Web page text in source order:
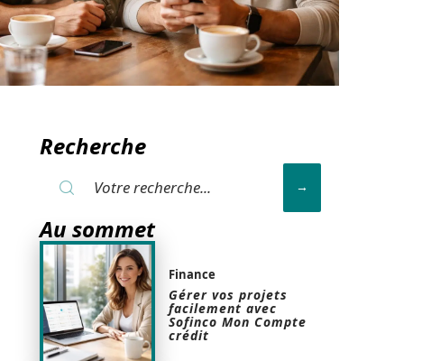
Recherche
Au sommet
Finance
Gérer vos projets
facilement avec
Sofinco Mon Compte
crédit